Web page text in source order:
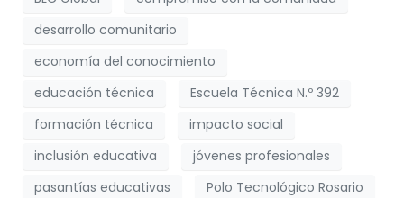
desarrollo comunitario
economía del conocimiento
educación técnica
Escuela Técnica N.º 392
formación técnica
impacto social
inclusión educativa
jóvenes profesionales
pasantías educativas
Polo Tecnológico Rosario